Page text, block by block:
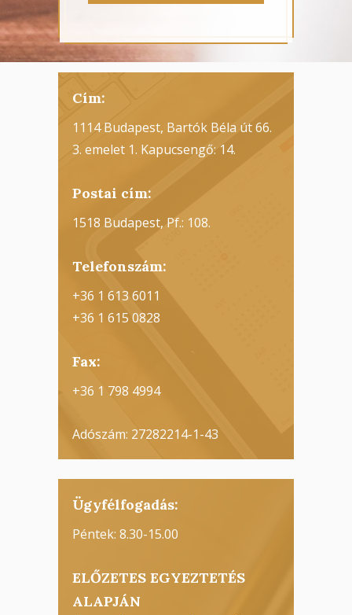
Cím:
1114 Budapest, Bartók Béla út 66.
3. emelet 1. Kapucsengő: 14.
Postai cím:
1518 Budapest, Pf.: 108.
Telefonszám:
+36 1 613 6011
+36 1 615 0828
Fax:
+36 1 798 4994
Adószám: 27282214-1-43
Ügyfélfogadás:
Péntek: 8.30-15.00
ELŐZETES EGYEZTETÉS
ALAPJÁN